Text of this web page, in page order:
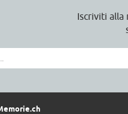
Iscriviti alla